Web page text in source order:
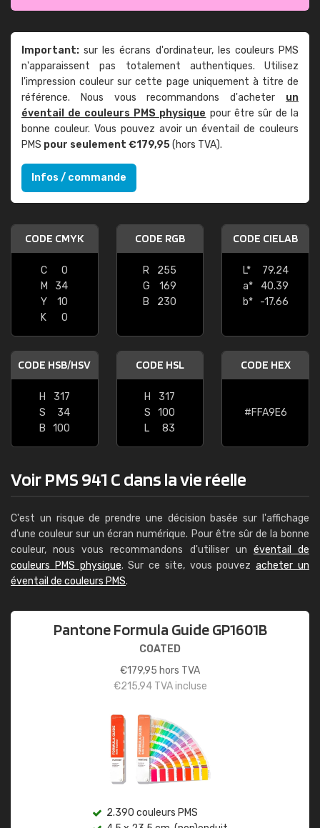
Important: sur les écrans d'ordinateur, les couleurs PMS
n'apparaissent pas totalement authentiques. Utilisez
l'impression couleur sur cette page uniquement à titre de
référence. Nous vous recommandons d'acheter un
éventail de couleurs PMS physique pour être sûr de la
bonne couleur. Vous pouvez avoir un éventail de couleurs
PMS pour seulement €179,95(hors TVA).
Infos / commande
CODE CMYK
C
0
M
34
Y
10
K
0
CODE RGB
R
255
G
169
B
230
CODE CIELAB
L*
79.24
a*
40.39
b*
-17.66
CODE HSB/HSV
H
317
S
34
B
100
CODE HSL
H
317
S
100
L
83
CODE HEX
#FFA9E6
Voir PMS 941 C dans la vie réelle
C'est un risque de prendre une décision basée sur l'affichage
d'une couleur sur un écran numérique. Pour être sûr de la bonne
couleur, nous vous recommandons d'utiliser un éventail de
couleurs PMS physique. Sur ce site, vous pouvezacheter un
éventail de couleurs PMS.
Pantone Formula Guide GP1601B
COATED
€179,95 hors TVA
€215,94TVA incluse
2.390 couleurs PMS